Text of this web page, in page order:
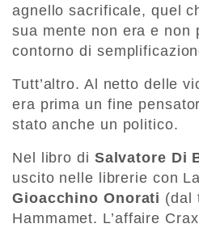
agnello sacrificale, quel
sua mente non era e non
contorno di
Tutt’altro. Al netto delle
era prima un fine
stato anche un politico.
Nel libro di Salvatore Di
uscito nelle librerie con
Gioacchino Onorati (dal
Hammamet. L’affaire